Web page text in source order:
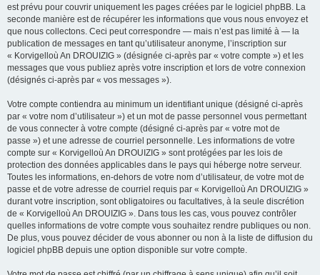
est prévu pour couvrir uniquement les pages créées par le logiciel phpBB. La
seconde manière est de récupérer les informations que vous nous envoyez et
que nous collectons. Ceci peut correspondre — mais n’est pas limité à — la
publication de messages en tant qu’utilisateur anonyme, l’inscription sur
« Korvigelloù An DROUIZIG » (désignée ci-après par « votre compte ») et les
messages que vous publiez après votre inscription et lors de votre connexion
(désignés ci-après par « vos messages »).
Votre compte contiendra au minimum un identifiant unique (désigné ci-après
par « votre nom d’utilisateur ») et un mot de passe personnel vous permettant
de vous connecter à votre compte (désigné ci-après par « votre mot de
passe ») et une adresse de courriel personnelle. Les informations de votre
compte sur « Korvigelloù An DROUIZIG » sont protégées par les lois de
protection des données applicables dans le pays qui héberge notre serveur.
Toutes les informations, en-dehors de votre nom d’utilisateur, de votre mot de
passe et de votre adresse de courriel requis par « Korvigelloù An DROUIZIG »
durant votre inscription, sont obligatoires ou facultatives, à la seule discrétion
de « Korvigelloù An DROUIZIG ». Dans tous les cas, vous pouvez contrôler
quelles informations de votre compte vous souhaitez rendre publiques ou non.
De plus, vous pouvez décider de vous abonner ou non à la liste de diffusion du
logiciel phpBB depuis une option disponible sur votre compte.